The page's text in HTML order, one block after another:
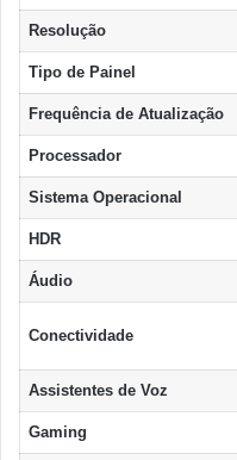
Resolução
Tipo de Painel
Frequência de Atualização
Processador
Sistema Operacional
HDR
Áudio
Conectividade
Assistentes de Voz
Gaming